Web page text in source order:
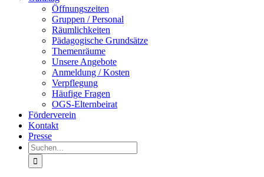
Öffnungszeiten
Gruppen / Personal
Räumlichkeiten
Pädagogische Grundsätze
Themenräume
Unsere Angebote
Anmeldung / Kosten
Verpflegung
Häufige Fragen
OGS-Elternbeirat
Förderverein
Kontakt
Presse
Suche
nach: